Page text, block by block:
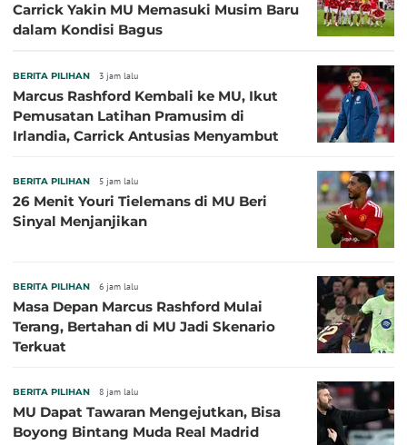
Carrick Yakin MU Memasuki Musim Baru
dalam Kondisi Bagus
BERITA PILIHAN 3 jam lalu
Marcus Rashford Kembali ke MU, Ikut
Pemusatan Latihan Pramusim di
Irlandia, Carrick Antusias Menyambut
BERITA PILIHAN 5 jam lalu
26 Menit Youri Tielemans di MU Beri
Sinyal Menjanjikan
BERITA PILIHAN 6 jam lalu
Masa Depan Marcus Rashford Mulai
Terang, Bertahan di MU Jadi Skenario
Terkuat
BERITA PILIHAN 8 jam lalu
MU Dapat Tawaran Mengejutkan, Bisa
Boyong Bintang Muda Real Madrid